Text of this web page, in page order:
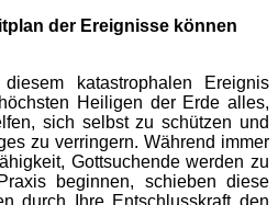
der Ereignisse können
katastrophalen Ereignis
Heiligen der Erde alles,
sich selbst zu schützen und
zu verringern. Während immer
Gottsuchende werden zu
beginnen, schieben diese